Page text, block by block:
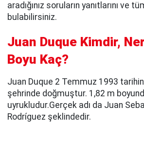
aradığınız soruların yanıtlarını ve
bulabilirsiniz.
Juan Duque Kimdir,
Boyu Kaç?
Juan Duque 2 Temmuz 1993
şehrinde doğmuştur. 1,82 m
uyrukludur.Gerçek adı da Juan
Rodríguez şeklindedir.